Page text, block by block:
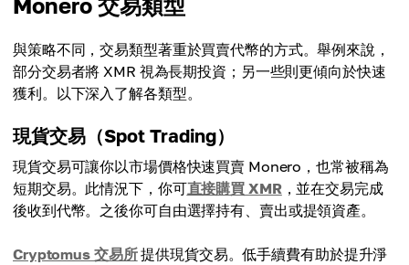
與策略不同，交易類型著重於買賣代幣的方式。舉例來說，
部分交易者將 XMR 視為長期投資；另一些則更傾向於快速
獲利。以下深入了解各類型。
現貨交易（Spot Trading）
現貨交易可讓你以市場價格快速買賣 Monero，也常被稱為
短期交易。此情況下，你可直接購買 XMR，並在交易完成
後收到代幣。之後你可自由選擇持有、賣出或提領資產。
Cryptomus 交易所提供現貨交易。低手續費有助於提升淨